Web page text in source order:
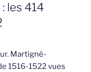
les 414
Martigné-
1516-1522 vues